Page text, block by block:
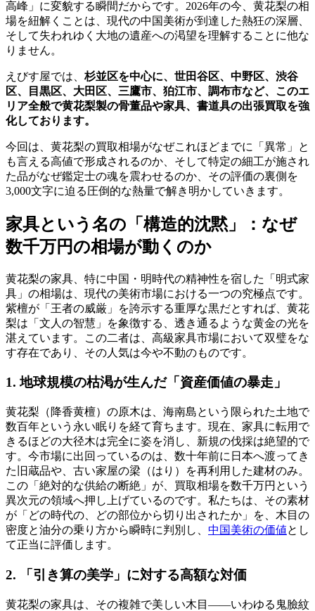
高峰」に変貌する瞬間だからです。2026年の今、黄花梨の相
場を紐解くことは、現代の中国美術が到達した熱狂の深層、
そして失われゆく大地の遺産への渇望を理解することに他な
りません。
えびす屋では、 杉並区を中心に、世田谷区、中野区、渋谷
区、目黒区、大田区、三鷹市、狛江市、調布市など、このエ
リア全般で黄花梨製の骨董品や家具、書道具の出張買取を強
化しております。
今回は、黄花梨の買取相場がなぜこれほどまでに「異常」と
も言える高値で形成されるのか、そして特定の細工が施され
た品がなぜ鑑定士の魂を震わせるのか、その評価の裏側を
3,000文字に迫る圧倒的な熱量で解き明かしていきます。
家具という名の「構造的沈黙」：なぜ
数千万円の相場が動くのか
黄花梨の家具、特に中国・明時代の精神性を宿した「明式家
具」の相場は、現代の美術市場における一つの究極点です。
紫檀が「王者の威厳」を誇示する重厚な黒だとすれば、黄花
梨は「文人の智慧」を象徴する、透き通るような黄金の光を
湛えています。この二者は、高級家具市場において双璧をな
す存在であり、その人気は今や不動のものです。
1. 地球規模の枯渇が生んだ「資産価値の暴走」
黄花梨（降香黄檀）の原木は、海南島という限られた土地で
数百年という永い眠りを経て育ちます。現在、家具に転用で
きるほどの大径木は完全に姿を消し、新規の伐採は絶望的で
す。今市場に出回っているのは、数十年前に日本へ渡ってき
た旧蔵品や、古い家屋の梁（はり）を再利用した建材のみ。
この「絶対的な供給の断絶」が、買取相場を数千万円という
異次元の領域へ押し上げているのです。私たちは、その素材
が「どの時代の、どの部位から切り出されたか」を、木目の
密度と油分の乗り方から瞬時に判別し、 中国美術の価値とし
て正当に評価します。
2. 「引き算の美学」に対する高額な対価
黄花梨の家具は、その複雑で美しい木目――いわゆる鬼臉紋